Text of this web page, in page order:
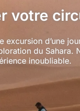
votre
excursion d’une
du Sahara.
inoubliable.